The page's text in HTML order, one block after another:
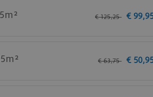
of huidige meubels? Vraag dan
€ 125,25 € 99,
€ 63,75 € 50,